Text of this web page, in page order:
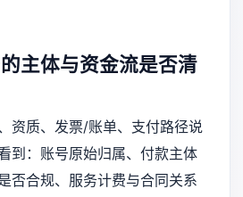
主体与资金流是否清
资质、发票/账单、支付路径说
到：账号原始归属、付款主体
否合规、服务计费与合同关系